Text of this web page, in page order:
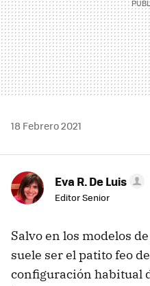
18 Febrero 2021
Eva R. De Luis
Editor Senior
Salvo en los modelos
suele ser el patito feo
configuración habitual